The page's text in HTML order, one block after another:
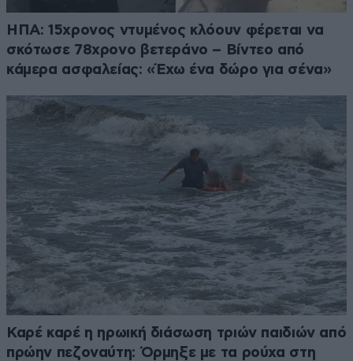
ΗΠΑ: 15χρονος ντυμένος κλόουν φέρεται να
σκότωσε 78χρονο βετεράνο – Βίντεο από
κάμερα ασφαλείας: «Έχω ένα δώρο για σένα»
Καρέ καρέ η ηρωική διάσωση τριών παιδιών από
πρώην πεζοναύτη: Όρμηξε με τα ρούχα στη